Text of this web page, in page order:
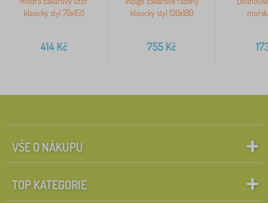
klasický styl 70x150
414Kč
klasický styl 130x180
755Kč
VŠE O NÁKUPU
TOP KATEGORIE